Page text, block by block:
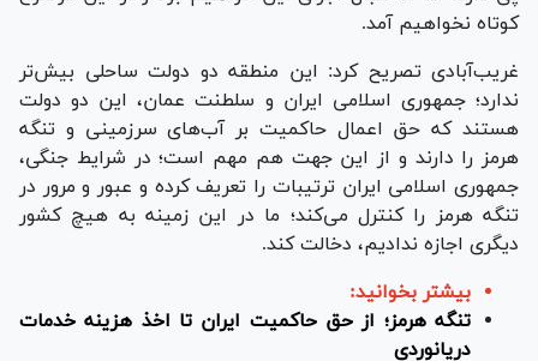
کوتاه نخواهیم آمد.
غریب‌آبادی تصریح کرد: این منطقه دو دولت ساحلی بیش‌تر
ندارد؛ جمهوری اسلامی ایران و سلطنت عمان، این دو دولت
هستند که حق اعمال حاکمیت بر آب‌های سرزمینی و تنگه
هرمز را دارند و از این جهت هم مهم است؛ در شرایط جنگی،
جمهوری اسلامی ایران ترتیبات را تعریف کرده و عبور و مرور در
تنگه هرمز را کنترل می‌کند؛ ما در این زمینه به هیچ کشور
دیگری اجازه ندادیم، دخالت کند.
بیشتر بخوانید:
تنگه هرمز؛ از حق حاکمیت ایران تا اخذ هزینه خدمات
دریانوردی